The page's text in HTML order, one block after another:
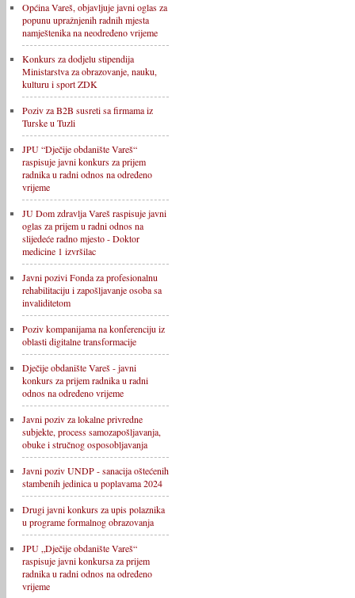
Općina Vareš, objavljuje javni oglas za
popunu upražnjenih radnih mjesta
namještenika na neodređeno vrijeme
Konkurs za dodjelu stipendija
Ministarstva za obrazovanje, nauku,
kulturu i sport ZDK
Poziv za B2B susreti sa firmama iz
Turske u Tuzli
JPU “Dječije obdanište Vareš“
raspisuje javni konkurs za prijem
radnika u radni odnos na određeno
vrijeme
JU Dom zdravlja Vareš raspisuje javni
oglas za prijem u radni odnos na
slijedeće radno mjesto - Doktor
medicine 1 izvršilac
Javni pozivi Fonda za profesionalnu
rehabilitaciju i zapošljavanje osoba sa
invaliditetom
Poziv kompanijama na konferenciju iz
oblasti digitalne transformacije
Dječije obdanište Vareš - javni
konkurs za prijem radnika u radni
odnos na određeno vrijeme
Javni poziv za lokalne privredne
subjekte, process samozapošljavanja,
obuke i stručnog osposobljavanja
Javni poziv UNDP - sanacija oštećenih
stambenih jedinica u poplavama 2024
Drugi javni konkurs za upis polaznika
u programe formalnog obrazovanja
JPU „Dječije obdanište Vareš“
raspisuje javni konkursa za prijem
radnika u radni odnos na određeno
vrijeme